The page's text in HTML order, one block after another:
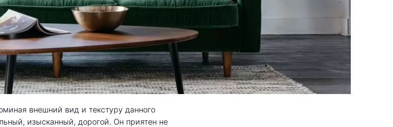
внешний вид и текстуру данного
изысканный, дорогой. Он приятен не